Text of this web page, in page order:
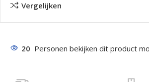
Vergelijken
20 Personen bekijken dit product